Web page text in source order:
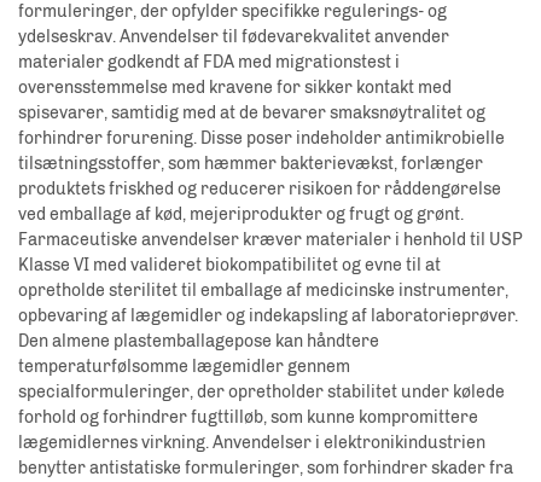
formuleringer, der opfylder specifikke regulerings- og
ydelseskrav. Anvendelser til fødevarekvalitet anvender
materialer godkendt af FDA med migrationstest i
overensstemmelse med kravene for sikker kontakt med
spisevarer, samtidig med at de bevarer smaksnøytralitet og
forhindrer forurening. Disse poser indeholder antimikrobielle
tilsætningsstoffer, som hæmmer bakterievækst, forlænger
produktets friskhed og reducerer risikoen for råddengørelse
ved emballage af kød, mejeriprodukter og frugt og grønt.
Farmaceutiske anvendelser kræver materialer i henhold til USP
Klasse VI med valideret biokompatibilitet og evne til at
opretholde sterilitet til emballage af medicinske instrumenter,
opbevaring af lægemidler og indekapsling af laboratorieprøver.
Den almene plastemballagepose kan håndtere
temperaturfølsomme lægemidler gennem
specialformuleringer, der opretholder stabilitet under kølede
forhold og forhindrer fugttilløb, som kunne kompromittere
lægemidlernes virkning. Anvendelser i elektronikindustrien
benytter antistatiske formuleringer, som forhindrer skader fra